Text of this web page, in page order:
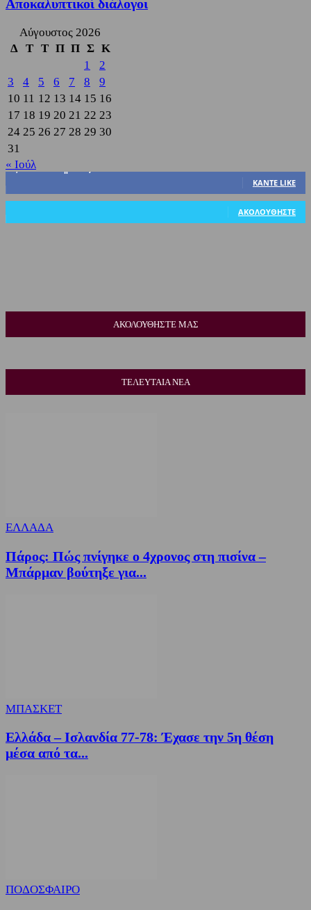
Αποκαλυπτικοί διάλογοι
Αύγουστος 2026
Δ
Τ Τ Π Π Σ Κ
1
2
3
4 5 6 7 8
9
10 11 12 13 14 15 16
17 18 19 20 21 22 23
24 25 26 27 28 29 30
31
« Ιούλ
3,822
ΚΆΝΤΕ LIKE
ΑΚΟΛΟΥΘΉΣΤΕ
ΑΚΟΛΟΥΘΗΣΤΕ ΜΑΣ
ΤΕΛΕΥΤΑΙΑ ΝΕΑ
ΕΛΛΑΔΑ
Πάρος: Πώς πνίγηκε ο 4χρονος στη πισίνα –
Μπάρμαν βούτηξε για...
ΜΠΑΣΚΕΤ
Ελλάδα – Ισλανδία 77-78: Έχασε την 5η θέση
μέσα από τα...
ΠΟΔΟΣΦΑΙΡΟ